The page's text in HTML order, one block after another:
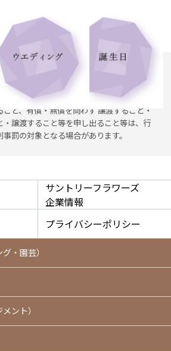
花色が実物と異なって見える場合もござ
リーブルーローズ アプローズ）に関して
頭公表に係る品種のため、無断で挿し木や
と、有償・無償を問わず 譲渡すること・
譲渡すること等を申し出ること等は、行
罰の対象となる場合があります。
サントリーフラワーズ
企業情報
プライバシーポリシー
・園芸）
ント）